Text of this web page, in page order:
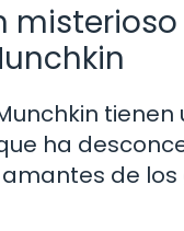
tienen
ha
de